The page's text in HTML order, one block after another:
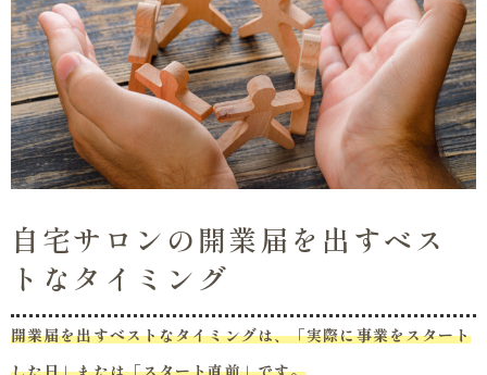
自宅サロンの開業届を出すベス
トなタイミング
開業届を出すベストなタイミングは、「実際に事業をスタート